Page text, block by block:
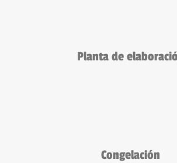
Planta de
Congelación